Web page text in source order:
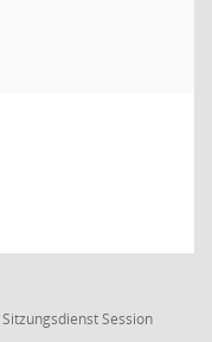
SitzungsdienstSession(Wird in